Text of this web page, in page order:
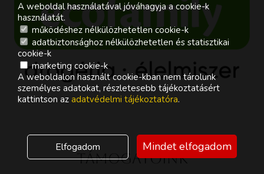
Támogatóink
A weboldal használatával jóváhagyja a cookie-k
használatát.
működéshez nélkülözhetetlen cookie-k
adatbiztonsághoz nélkülözhetetlen és statisztikai
cookie-k
marketing cookie-k
A weboldalon használt cookie-kban nem tárolunk
személyes adatokat, részletesebb tájékoztatásért
kattintson az adatvédelmi tájékoztatóra.
Elfogadom Mindet elfogadom